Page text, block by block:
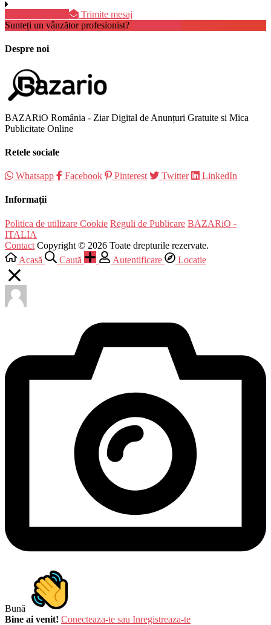
Trimite mesaj
Sunteți un vânzător profesionist?
Despre noi
BAZARiO România - Ziar Digital de Anunțuri Gratuite si Mica
Publicitate Online
Retele sociale
Whatsapp Facebook Pinterest Twitter LinkedIn
Informații
Politica de utilizare Cookie Reguli de Publicare BAZARiO -
ITALIA
Contact Copyright © 2026 Toate drepturile rezervate.
Acasă
Caută Autentificare Locatie
Bună
Bine ai venit! Conecteaza-te sau Inregistreaza-te